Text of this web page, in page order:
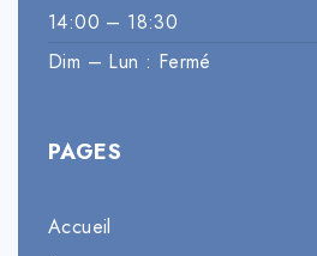
14:00 – 18:30
Dim – Lun : Fermé
PAGES
Accueil